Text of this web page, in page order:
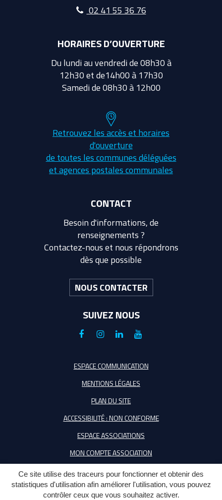
Ce site utilise des traceurs pour fonctionner et obtenir des
statistiques d'utilisation afin améliorer l'utilisation, vous pouvez
contrôler ceux que vous souhaitez activer.
02 41 55 36 76
HORAIRES D’OUVERTURE
Du lundi au vendredi de 08h30 à
12h30 et de14h00 à 17h30
Samedi de 08h30 à 12h00
Retrouvez les accès et horaires
d'ouverture
de toutes les communes déléguées
et agences postales communales
CONTACT
Besoin d'informations, de
renseignements ?
Contactez-nous et nous répondrons
dès que possible
NOUS CONTACTER
SUIVEZ NOUS
Lien
le
Facebook
Lien
le
compte
Instagram
Lien
le
compte
Linkedin
Lien
la
Youtube
ESPACE COMMUNICATION
MENTIONS LÉGALES
PLAN DU SITE
ACCESSIBILITÉ : NON CONFORME
ESPACE ASSOCIATIONS
MON COMPTE ASSOCIATION